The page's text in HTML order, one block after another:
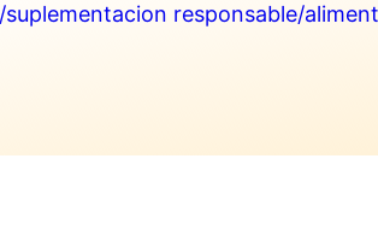
responsable/